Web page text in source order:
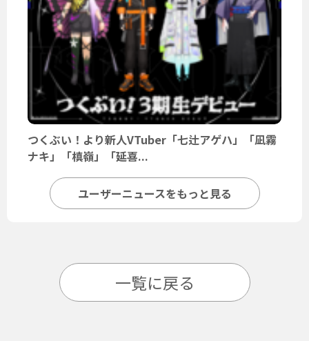
つくぶい！より新人VTuber「七辻アゲハ」「凪霧
ナキ」「槙嶺」「延喜...
ユーザーニュースをもっと見る
一覧に戻る